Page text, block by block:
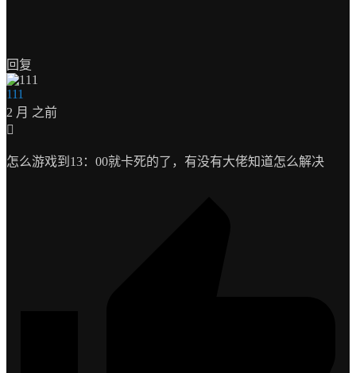
回复
111
2 月 之前
怎么游戏到13：00就卡死的了，有没有大佬知道怎么解决